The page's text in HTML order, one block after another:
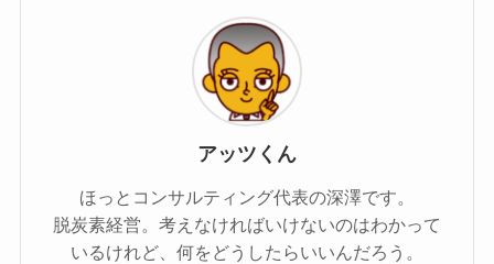
アッツくん
ほっとコンサルティング代表の深澤です。
脱炭素経営。考えなければいけないのはわかって
いるけれど、何をどうしたらいいんだろう。